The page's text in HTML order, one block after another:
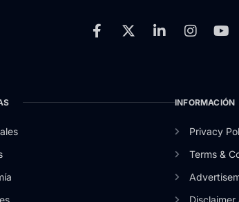
INFORMACIÓN
Privacy
Terms &
Disclaimer